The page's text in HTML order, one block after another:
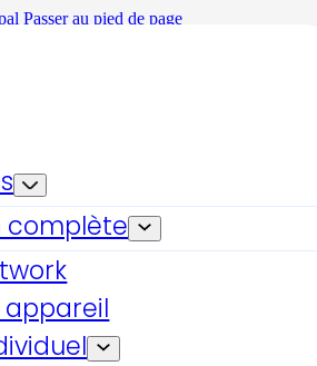
Passer au pied de page
complète
appareil
trouver ou nous